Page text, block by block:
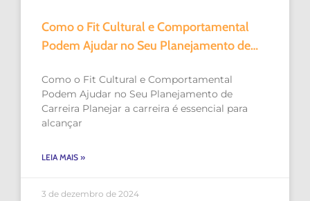
Como o Fit Cultural e Comportamental
Podem Ajudar no Seu Planejamento de
Como o Fit Cultural e Comportamental
Podem Ajudar no Seu Planejamento de
Carreira Planejar a carreira é essencial para
alcançar
LEIA MAIS »
3 de dezembro de 2024